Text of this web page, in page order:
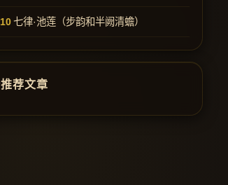
七律·池莲（步韵和半阙清蟾）
推荐文章